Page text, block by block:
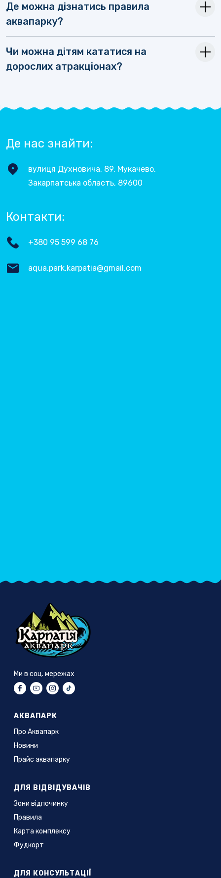
Де можна дізнатись правила
аквапарку?
Чи можна дітям кататися на
дорослих атракціонах?
Де нас знайти:
вулиця Духновича, 89, Мукачево,
Закарпатська область, 89600
Контакти:
+380 95 599 68 76
aqua.park.karpatia@gmail.com
Ми в соц. мережах
АКВАПАРК
Про Аквапарк
Новини
Прайс аквапарку
ДЛЯ ВІДВІДУВАЧІВ
Зони відпочинку
Правила
Карта комплексу
Фудкорт
ДЛЯ КОНСУЛЬТАЦІЇ